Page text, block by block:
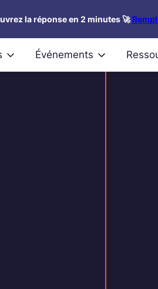
la réponse en 2 minutes 🚀
Événements